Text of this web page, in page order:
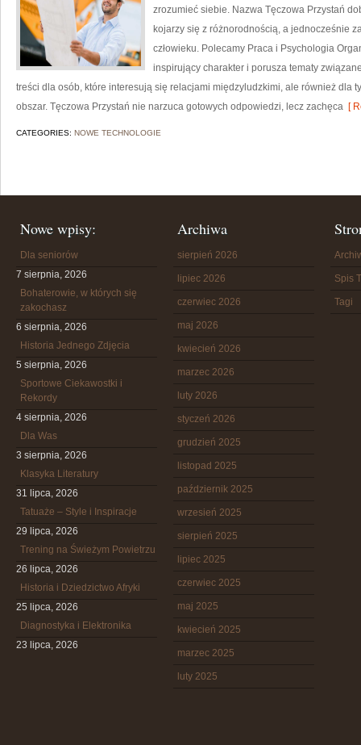
zrozumieć siebie. Nazwa Tęczowa Przystań
kojarzy się z różnorodnością, a jednocześnie
człowieku. Polecamy Praca i Psychologia
inspirujący charakter i porusza tematy
treści dla osób, które interesują się relacjami międzyludzkimi, ale również dla
obszar. Tęczowa Przystań nie narzuca gotowych odpowiedzi, lecz zachęca [
CATEGORIES: NOWE TECHNOLOGIE
Nowe wpisy:
Dla seniorów
7 sierpnia, 2026
Bohaterowie, w których się
zakochasz
6 sierpnia, 2026
Historia Jednego Zdjęcia
5 sierpnia, 2026
Sportowe Ciekawostki i
Rekordy
4 sierpnia, 2026
Dla Was
3 sierpnia, 2026
Klasyka Literatury
31 lipca, 2026
Tatuaże – Style i Inspiracje
29 lipca, 2026
Trening na Świeżym Powietrzu
26 lipca, 2026
Historia i Dziedzictwo Afryki
25 lipca, 2026
Diagnostyka i Elektronika
23 lipca, 2026
Archiwa
sierpień 2026
lipiec 2026
czerwiec 2026
maj 2026
kwiecień 2026
marzec 2026
luty 2026
styczeń 2026
grudzień 2025
listopad 2025
październik 2025
wrzesień 2025
sierpień 2025
lipiec 2025
czerwiec 2025
maj 2025
kwiecień 2025
marzec 2025
luty 2025
Spis
Tagi